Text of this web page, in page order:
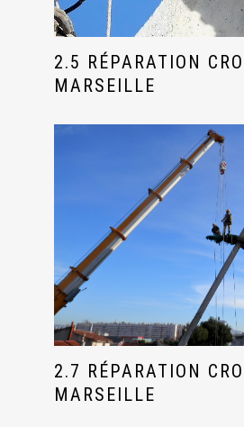
2.5 RÉPARATION
MARSEILLE
2.7 RÉPARATION
MARSEILLE